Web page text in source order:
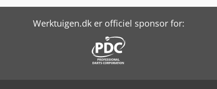
Werktuigen.dk er officiel sponsor for: